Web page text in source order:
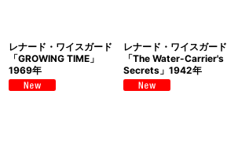
レナード・ワイスガード
「GROWING TIME」
1969年
レナード・ワイスガード
「The Water-Carrier's
Secrets」1942年